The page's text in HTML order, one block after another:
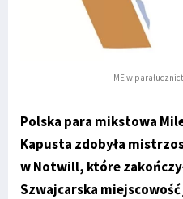
ME w
Polska para mikstowa
Kapusta zdobyła
w Notwill, które
Szwajcarska